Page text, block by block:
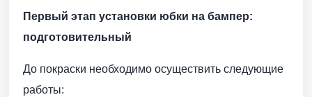
Первый этап установки юбки на бампер:
подготовительный
До покраски необходимо осуществить следующие
работы: